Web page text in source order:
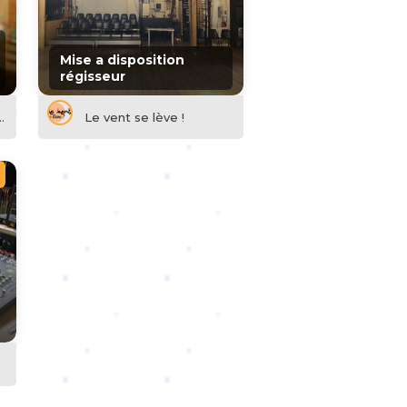
Magique
Mise a disposition
régisseur
Le vent se lève !